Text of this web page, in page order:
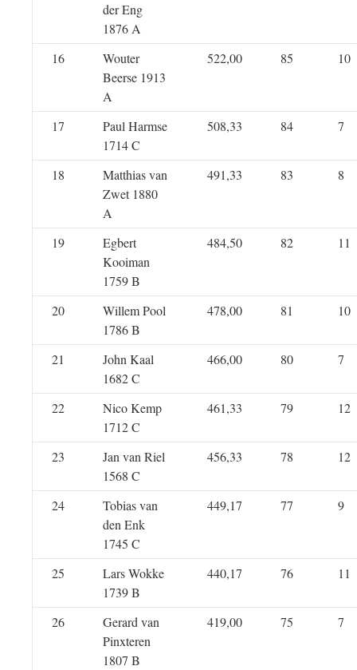
der Eng
1876 A
16
Wouter
Beerse 1913
A
522,00 85 10
17
Paul Harmse
1714 C
508,33 84 7
18
Matthias van
Zwet 1880
A
491,33 83 8
19
Egbert
Kooiman
1759 B
484,50 82 11
20
Willem Pool
1786 B
478,00 81 10
21
John Kaal
1682 C
466,00 80 7
22
Nico Kemp
1712 C
461,33 79 12
23
Jan van Riel
1568 C
456,33 78 12
24
Tobias van
den Enk
1745 C
449,17 77 9
25
Lars Wokke
1739 B
440,17 76 11
26
Gerard van
Pinxteren
1807 B
419,00 75 7